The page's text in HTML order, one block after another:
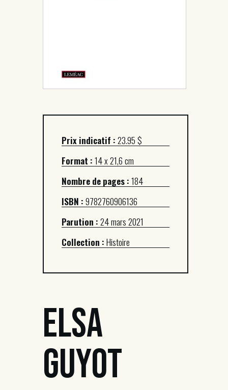
Prix indicatif :23.95 $
Format :14 x 21,6 cm
Nombre de pages :184
ISBN :9782760906136
Parution :24 mars 2021
Collection :Histoire
Elsa
Guyot